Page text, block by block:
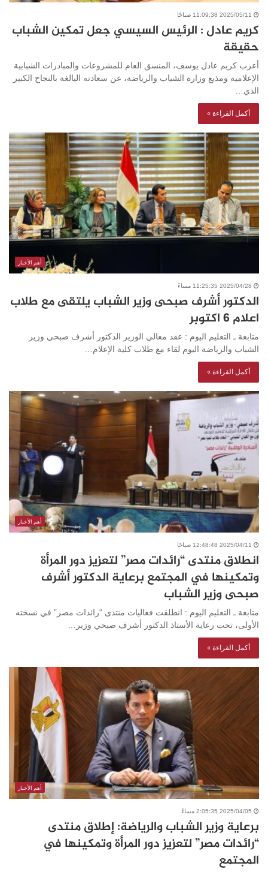
2025/05/11 11:09:38 صباحًا
كريم عادل : الرئيس السيسي جعل تمكين الشباب
حقيقة
أعرب كريم عادل يوسف، المنسق العام للمشروعات والمبادرات الشبابية
الإعلامية ومذيع وزارة الشباب والرياضة، عن سعادته البالغة بالنجاح الكبير
الذي…
أكمل القراءة »
أهم الأخبار
2025/04/28 11:25:35 مساءً
الدكتور أشرف صبحى وزير الشباب يلتقى مع طلاب
اعلام ٦ اكتوبر
متابعة ـ التعليم اليوم : عقد معالي الوزير الدكتور أشرف صبحي وزير
الشباب والرياضة اليوم لقاء مع طلاب كلية الإعلام…
أكمل القراءة »
أهم الأخبار
2025/04/11 12:48:48 صباحًا
انطلاق منتدى “رائدات مصر” لتعزيز دور المرأة
وتمكينها في المجتمع برعاية الدكتور أشرف
صبحى وزير الشباب
متابعة ـ التعليم اليوم : انطلقت فعاليات منتدى “رائدات مصر” في نسخته
الأولى، تحت رعاية الأستاذ الدكتور أشرف صبحي وزير…
أكمل القراءة »
أهم الأخبار
2025/04/05 2:05:35 مساءً
برعاية وزير الشباب والرياضة: إطلاق منتدى
“رائدات مصر” لتعزيز دور المرأة وتمكينها في
المجتمع